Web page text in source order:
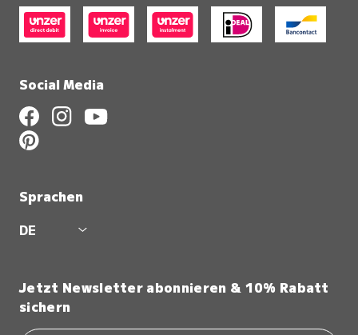
Social Media
Sprachen
DE
Jetzt Newsletter abonnieren & 10% Rabatt
sichern